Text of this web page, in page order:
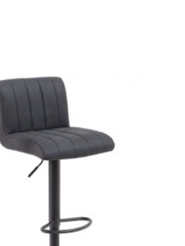
ŁÓŻKO PARIS 160X200